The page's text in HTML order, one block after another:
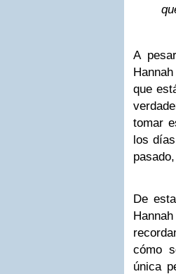
A
que
tomar
los
De
cómo
única